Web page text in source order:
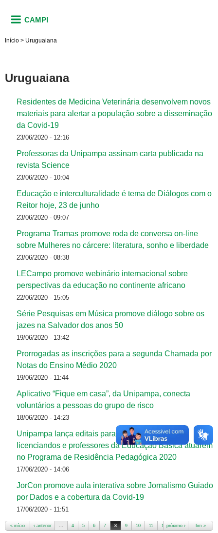
CAMPI
Início > Uruguaiana
Uruguaiana
Residentes de Medicina Veterinária desenvolvem novos
materiais para alertar a população sobre a disseminação
da Covid-19
23/06/2020 - 12:16
Professoras da Unipampa assinam carta publicada na
revista Science
23/06/2020 - 10:04
Educação e interculturalidade é tema de Diálogos com o
Reitor hoje, 23 de junho
23/06/2020 - 09:07
Programa Tramas promove roda de conversa on-line
sobre Mulheres no cárcere: literatura, sonho e liberdade
23/06/2020 - 08:38
LECampo promove webinário internacional sobre
perspectivas da educação no continente africano
22/06/2020 - 15:05
Série Pesquisas em Música promove diálogo sobre os
jazes na Salvador dos anos 50
19/06/2020 - 13:42
Prorrogadas as inscrições para a segunda Chamada por
Notas do Ensino Médio 2020
19/06/2020 - 11:44
Aplicativo “Fique em casa”, da Unipampa, conecta
voluntários a pessoas do grupo de risco
18/06/2020 - 14:23
Unipampa lança editais para cadastro reserva de
licenciandos e professores da Educação Básica atuarem
no Programa de Residência Pedagógica 2020
17/06/2020 - 14:06
JorCon promove aula interativa sobre Jornalismo Guiado
por Dados e a cobertura da Covid-19
17/06/2020 - 11:51
« início ‹ anterior … 4 5 6 7 8 9 10 11 12 …
próximo › fim »